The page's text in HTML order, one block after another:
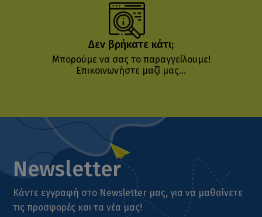
Δεν βρήκατε κάτι;
Μπορούμε να σας το παραγγείλουμε!
Επικοινωνήστε μαζί μας...
Newsletter
Κάντε εγγραφή στο Newsletter μας, για να μαθαίνετε
τις προσφορές και τα νέα μας!